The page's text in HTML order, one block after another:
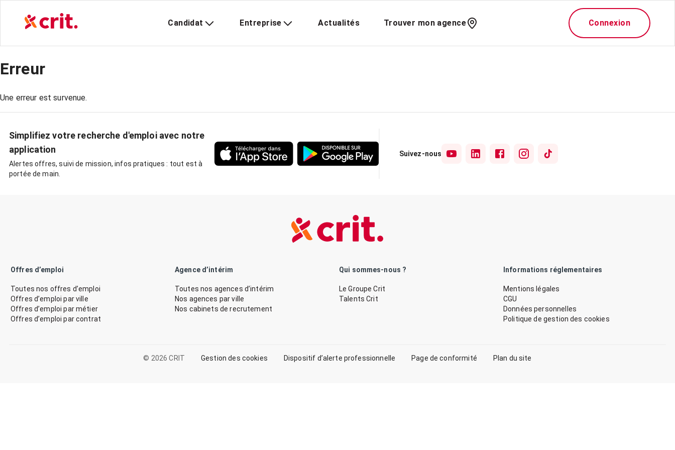
Candidat Entreprise Actualités Trouver mon agence Connexion
Erreur
Une erreur est survenue.
Simplifiez votre recherche d'emploi avec notre
application
Alertes offres, suivi de mission, infos pratiques : tout est à
portée de main.
Suivez-nous
Offres d’emploi
Toutes nos offres d’emploi
Offres d’emploi par ville
Offres d’emploi par métier
Offres d’emploi par contrat
Agence d’intérim
Toutes nos agences d’intérim
Nos agences par ville
Nos cabinets de recrutement
Qui sommes-nous ?
Le Groupe Crit
Talents Crit
Informations réglementaires
Mentions légales
CGU
Données personnelles
Politique de gestion des cookies
© 2026 CRIT Gestion des cookies Dispositif d’alerte professionnelle Page de conformité Plan du site